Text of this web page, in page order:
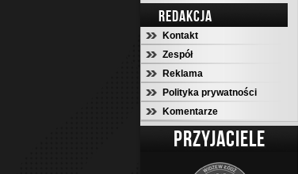
REDAKCJA
Kontakt
Zespół
Reklama
Polityka prywatności
Komentarze
PRZYJACIELE